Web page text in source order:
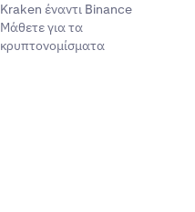
Kraken έναντι Binance
Μάθετε για τα
κρυπτονομίσματα